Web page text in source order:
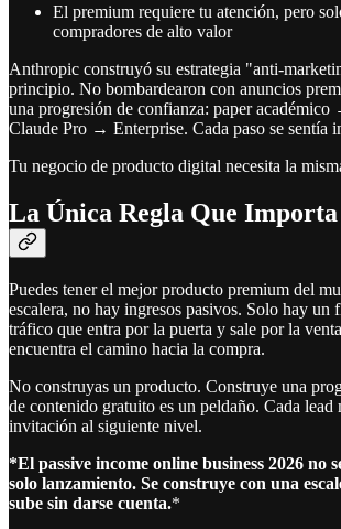
El premium requiere tu atención, pero
compradores de alto valor
Anthropic construyó su estrategia "anti-
principio. No bombardearon con anuncios
una progresión de confianza: paper
Claude Pro → Enterprise. Cada paso se sentía
Tu negocio de producto digital necesita la
La Única Regla Que Importa
Puedes tener el mejor producto premium del
escalera, no hay ingresos pasivos. Solo hay un
tráfico que entra por la puerta y sale por la
encuentra el camino hacia la compra.
No construyas un producto. Construye una
de contenido gratuito es un peldaño. Cada lead
invitación al siguiente nivel.
*El passive income online business 2026 no
solo lanzamiento. Se construye con una
sube sin darse cuenta.*